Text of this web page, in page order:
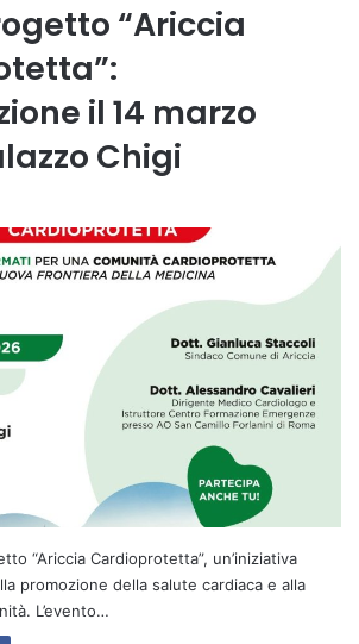
“Ariccia
il 14 marzo
Chigi
“Ariccia Cardioprotetta”, un’iniziativa
promozione della salute cardiaca e alla
L’evento…